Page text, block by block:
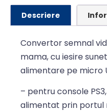
Descriere
Convertor semnal
mama, cu iesire
alimentare pe micro
– pentru console
alimentat prin portul